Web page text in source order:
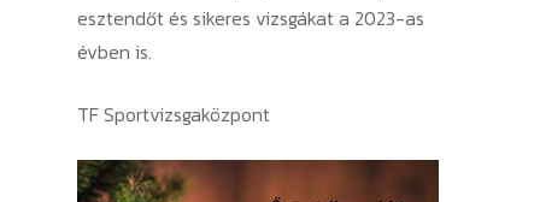
esztendőt és sikeres vizsgákat a 2023-as
évben is.
TF Sportvizsgaközpont